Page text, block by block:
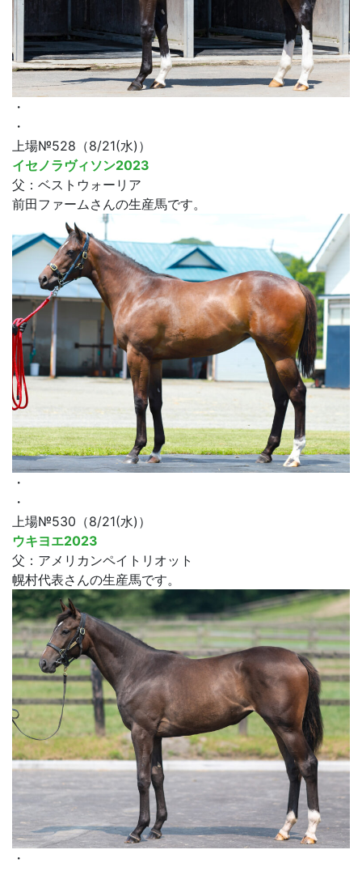
・
・
上場№528（8/21(水)）
イセノラヴィソン2023
父：ベストウォーリア
前田ファームさんの生産馬です。
・
・
上場№530（8/21(水)）
ウキヨエ2023
父：アメリカンペイトリオット
幌村代表さんの生産馬です。
・